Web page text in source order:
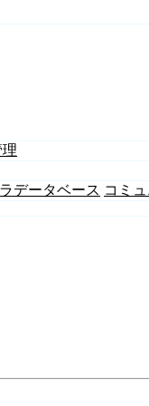
データベース コミ